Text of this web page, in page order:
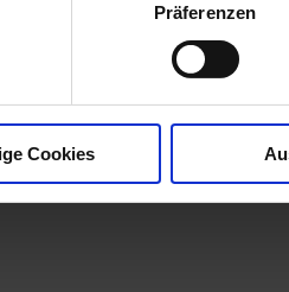
Informationen
unsere
weiter, die
Ihre Rechte
Präferenzen
Cookies